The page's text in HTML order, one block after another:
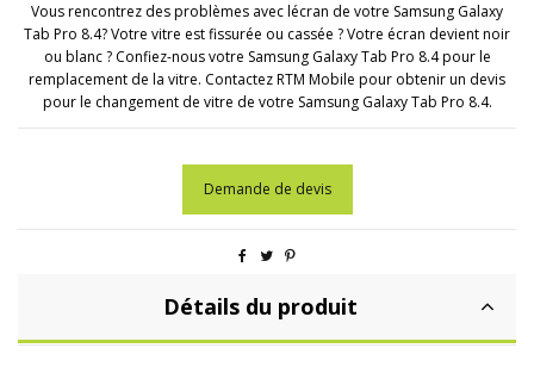
Vous rencontrez des problèmes avec lécran de votre Samsung Galaxy
Tab Pro 8.4? Votre vitre est fissurée ou cassée ? Votre écran devient noir
ou blanc ? Confiez-nous votre Samsung Galaxy Tab Pro 8.4 pour le
remplacement de la vitre. Contactez RTM Mobile pour obtenir un devis
pour le changement de vitre de votre Samsung Galaxy Tab Pro 8.4.
Demande de devis
Détails du produit